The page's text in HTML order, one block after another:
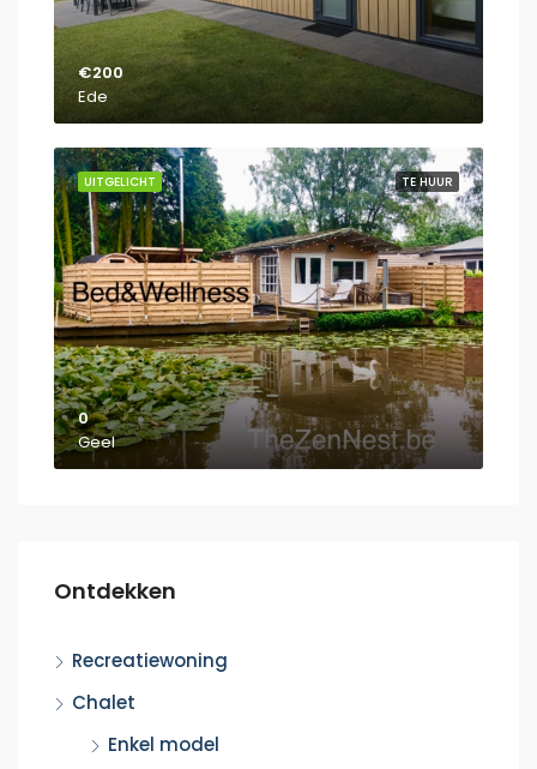
€200
Ede
TE HUUR
UITGELICHT
0
Geel
Ontdekken
Recreatiewoning
Chalet
Enkel model